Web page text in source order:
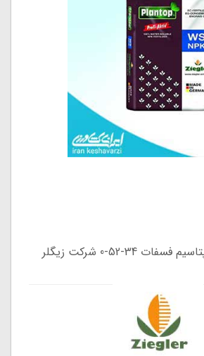
کود پودری مونو پتاسیم فسفات 34-52-0 شرکت زیگلر